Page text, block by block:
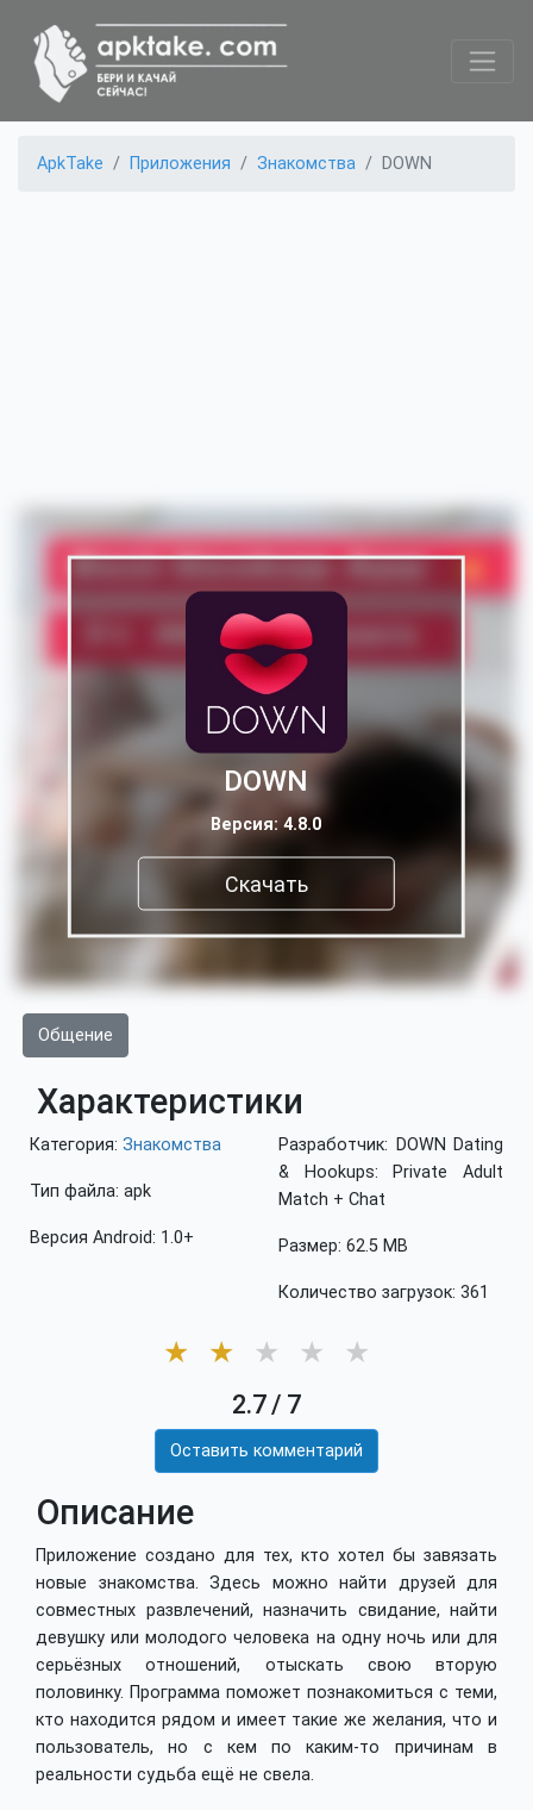
ApkTake Приложения Знакомства DOWN
DOWN
Версия: 4.8.0
Скачать
Общение
Характеристики
Категория: Знакомства
Тип файла: apk
Версия Android: 1.0+
Разработчик: DOWN Dating
& Hookups: Private Adult
Match + Chat
Размер: 62.5 MB
Количество загрузок: 361
★ ★ ★ ★ ★
2.7/ 7
Оставить комментарий
Описание
Приложение создано для тех, кто хотел бы завязать
новые знакомства. Здесь можно найти друзей для
совместных развлечений, назначить свидание, найти
девушку или молодого человека на одну ночь или для
серьёзных отношений, отыскать свою вторую
половинку. Программа поможет познакомиться с теми,
кто находится рядом и имеет такие же желания, что и
пользователь, но с кем по каким-то причинам в
реальности судьба ещё не свела.